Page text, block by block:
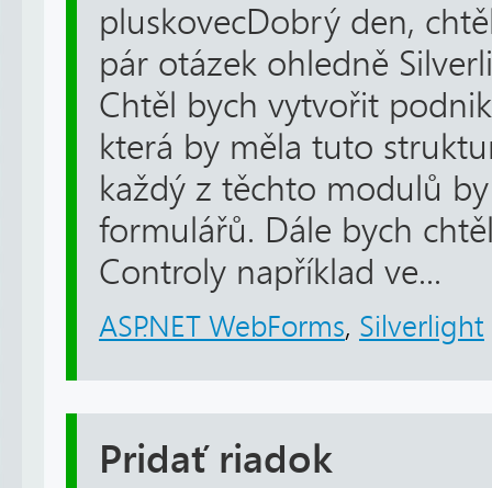
pluskovecDobrý den,
pár otázek ohledně
Chtěl bych vytvořit
která by měla tuto
každý z těchto modulů
formulářů. Dále bych
Controly například ve...
ASP.NET WebForms, Silverlight
Pridať riadok